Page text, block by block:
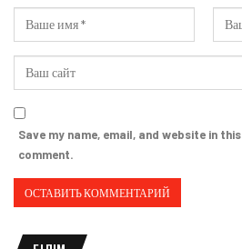
Save my name, email, and website in
comment.